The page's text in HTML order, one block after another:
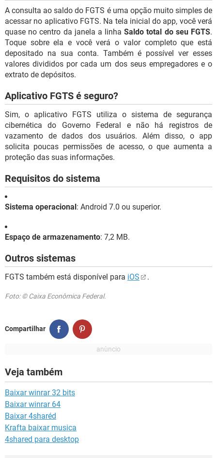
A consulta ao saldo do FGTS é uma opção muito simples de
acessar no aplicativo FGTS. Na tela inicial do app, você verá
quase no centro da janela a linhaSaldo total do seu FGTS.
Toque sobre ela e você verá o valor completo que está
depositado na sua conta. Também é possível ver esses
valores divididos por cada um dos seus empregadores e o
extrato de depósitos.
Aplicativo FGTS é seguro?
Sim, o aplicativo FGTS utiliza o sistema de segurança
cibernética do Governo Federal e não há registros de
vazamento de dados dos usuários. Além disso, o app
solicita poucas permissões de acesso, o que aumenta a
proteção das suas informações.
Requisitos do sistema
Sistema operacional: Android 7.0 ou superior.
Espaço de armazenamento: 7,2 MB.
Outros sistemas
FGTS também está disponível para iOS .
Foto: © Caixa Econômica Federal.
Compartilhar
Veja também
Baixar winrar 32 bits
Baixar winrar 64
Baixar 4sharéd
Krafta baixar musica
4shared para desktop